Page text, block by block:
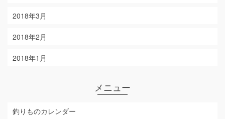
2018年3月
2018年2月
2018年1月
メニュー
釣りものカレンダー